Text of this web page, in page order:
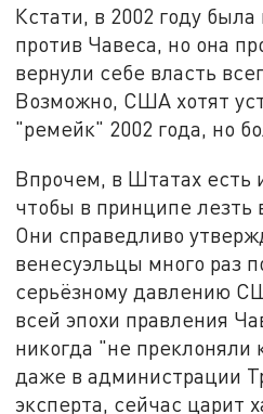
Кстати, в 2002 году
против Чавеса, но она
вернули себе власть
Возможно, США хотят
"ремейк" 2002 года, но
Впрочем, в Штатах есть
чтобы в принципе лезть
Они справедливо
венесуэльцы много раз
серьёзному давлению
всей эпохи правления
никогда "не преклоняли
даже в администрации
эксперта, сейчас царит